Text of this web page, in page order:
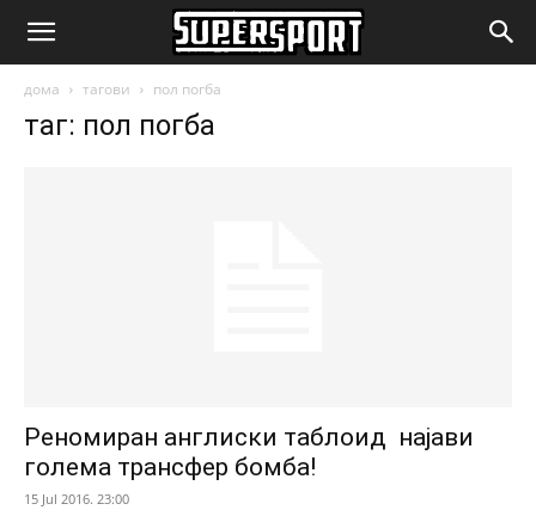
SuperSport.mk
дома тагови пол погба
таг: пол погба
Реномиран англиски таблоид најави
голема трансфер бомба!
15 Jul 2016. 23:00